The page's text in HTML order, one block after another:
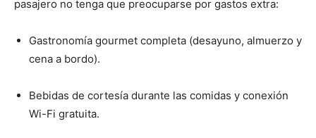
pasajero no tenga que preocuparse por gastos extra:
Gastronomía gourmet completa (desayuno, almuerzo y
cena a bordo).
Bebidas de cortesía durante las comidas y conexión
Wi-Fi gratuita.